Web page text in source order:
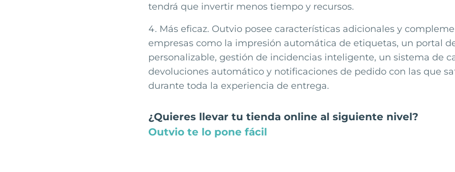
tendrá que invertir menos tiempo y recursos.
Más eficaz. Outvio posee características adicionales y
empresas como la impresión automática de etiquetas, un portal
personalizable, gestión de incidencias inteligente, un sistema de
devoluciones automático y notificaciones de pedido con las que
durante toda la experiencia de entrega.
¿Quieres llevar tu tienda online al siguiente nivel?
Outvio te lo pone fácil